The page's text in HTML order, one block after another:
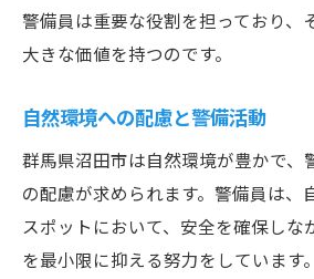
緊急時の対応手順
夜間の警備業務
勤務終了後の報告と反省
沼田市の警備の魅力：自然環
事
自然環境の中で働く魅力
警備員は重要な役割を担っており、
大きな価値を持つのです。
自然環境への配慮と警備活動
群馬県沼田市は自然環境が豊かで、
の配慮が求められます。警備員は、
スポットにおいて、安全を確保しな
を最小限に抑える努力をしています